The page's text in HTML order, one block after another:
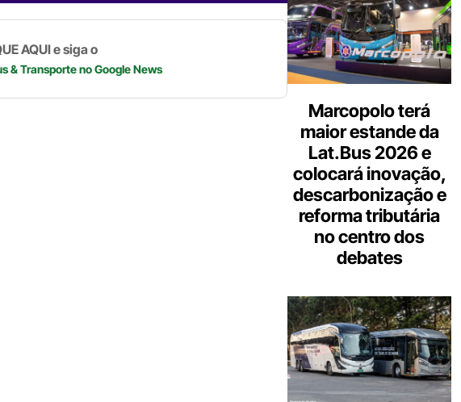
m p
p
n
AQUI e siga o
& Transporteno Google News
Marcopolo terá
maior estande da
Lat.Bus 2026 e
colocará inovação,
descarbonização e
reforma tributária
no centro dos
debates